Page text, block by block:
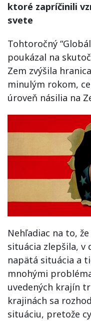
ktoré zapríčinili
svete
Tohtoročný
poukázal na
Zem zvýšila
minulým rokom,
úroveň násilia na
Nehľadiac na to,
situácia zlepšila, v
napätá situácia a
mnohými
uvedených krajín
krajinách sa
situáciu, pretože